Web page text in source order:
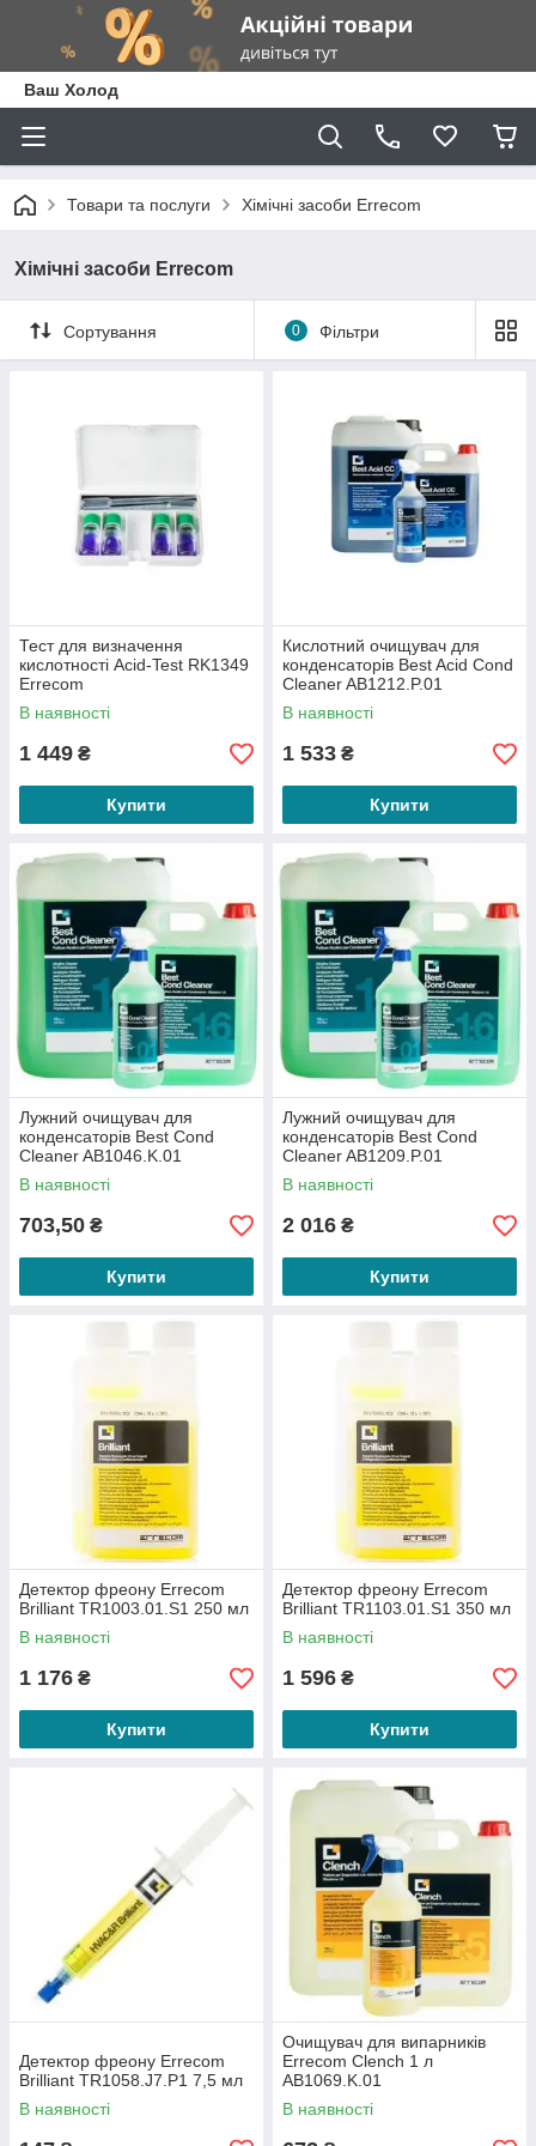
Ваш Холод
Товари та послуги Хімічні засоби Errecom
Хімічні засоби Errecom
Сортування 0 Фільтри
Тест для визначення
кислотності Acid-Test RK1349
Errecom
В наявності
1 449 ₴
Купити
Кислотний очищувач для
конденсаторів Best Acid Cond
Cleaner AB1212.P.01
В наявності
1 533 ₴
Купити
Лужний очищувач для
конденсаторів Best Cond
Cleaner AB1046.K.01
В наявності
703,50 ₴
Купити
Лужний очищувач для
конденсаторів Best Cond
Cleaner AB1209.P.01
В наявності
2 016 ₴
Купити
Детектор фреону Errecom
Brilliant TR1003.01.S1 250 мл
В наявності
1 176 ₴
Купити
Детектор фреону Errecom
Brilliant TR1103.01.S1 350 мл
В наявності
1 596 ₴
Купити
Детектор фреону Errecom
Brilliant TR1058.J7.P1 7,5 мл
В наявності
Очищувач для випарників
Errecom Clench 1 л
AB1069.K.01
В наявності